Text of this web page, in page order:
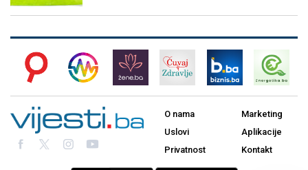
O nama
Uslovi
Privatnost
Marketing
Aplikacije
Kontakt